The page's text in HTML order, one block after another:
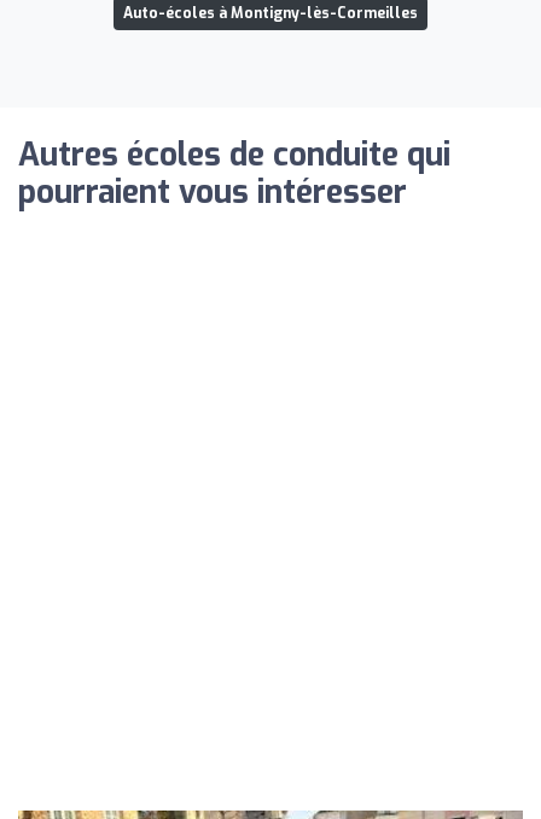
Auto-écoles à Montigny-lès-Cormeilles
Autres écoles de conduite qui
pourraient vous intéresser